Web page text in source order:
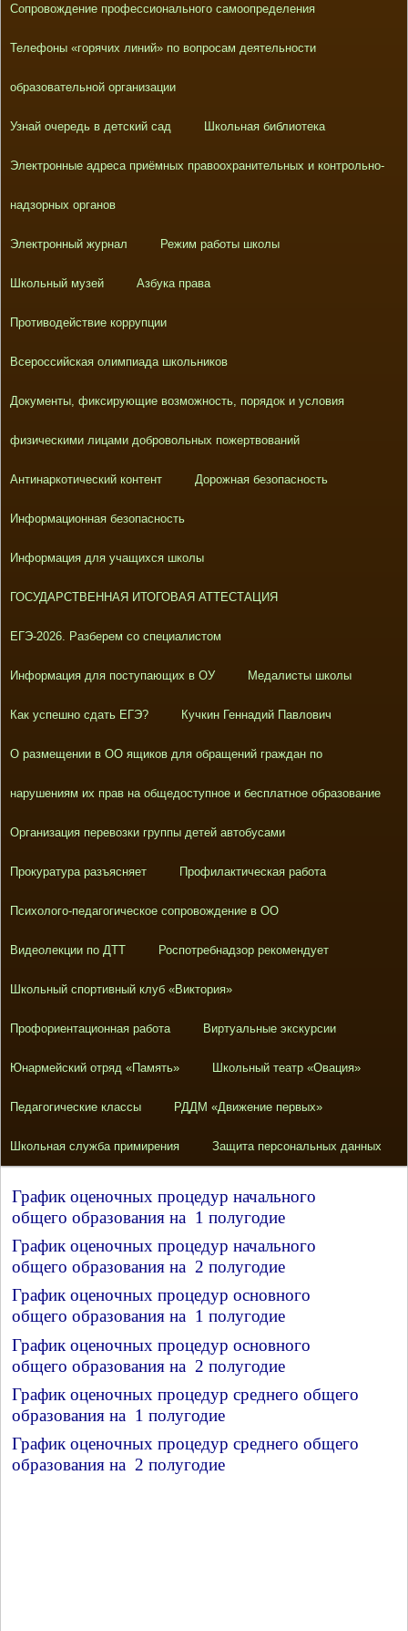
Сопровождение профессионального самоопределения
Телефоны «горячих линий» по вопросам деятельности
образовательной организации
Узнай очередь в детский сад Школьная библиотека
Электронные адреса приёмных правоохранительных и контрольно-
надзорных органов
Электронный журнал Режим работы школы
Школьный музей Азбука права
Противодействие коррупции
Всероссийская олимпиада школьников
Документы, фиксирующие возможность, порядок и условия
физическими лицами добровольных пожертвований
Антинаркотический контент Дорожная безопасность
Информационная безопасность
Информация для учащихся школы
ГОСУДАРСТВЕННАЯ ИТОГОВАЯ АТТЕСТАЦИЯ
ЕГЭ-2026. Разберем со специалистом
Информация для поступающих в ОУ Медалисты школы
Как успешно сдать ЕГЭ? Кучкин Геннадий Павлович
О размещении в ОО ящиков для обращений граждан по
нарушениям их прав на общедоступное и бесплатное образование
Организация перевозки группы детей автобусами
Прокуратура разъясняет Профилактическая работа
Психолого-педагогическое сопровождение в ОО
Видеолекции по ДТТ Роспотребнадзор рекомендует
Школьный спортивный клуб «Виктория»
Профориентационная работа Виртуальные экскурсии
Юнармейский отряд «Память» Школьный театр «Овация»
Педагогические классы РДДМ «Движение первых»
Школьная служба примирения Защита персональных данных
График оценочных процедур начального
общего образования на 1 полугодие
График оценочных процедур начального
общего образования на 2 полугодие
График оценочных процедур основного
общего образования на 1 полугодие
График оценочных процедур основного
общего образования на 2 полугодие
График оценочных процедур среднего общего
образования на 1 полугодие
График оценочных процедур среднего общего
образования на 2 полугодие